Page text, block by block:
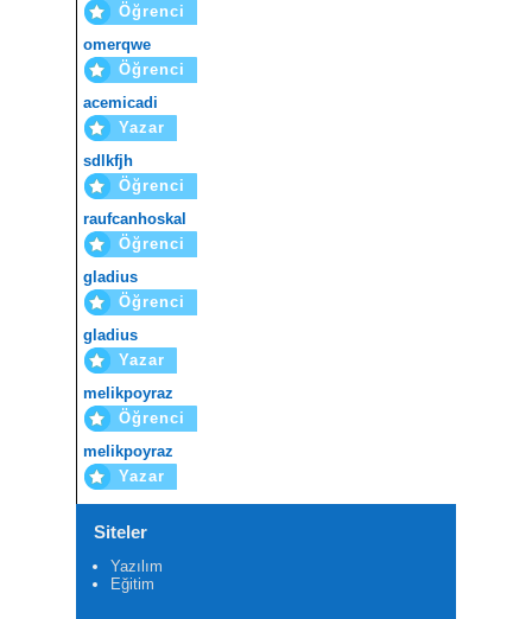
Öğrenci
omerqwe
Öğrenci
acemicadi
Yazar
sdlkfjh
Öğrenci
raufcanhoskal
Öğrenci
gladius
Öğrenci
gladius
Yazar
melikpoyraz
Öğrenci
melikpoyraz
Yazar
Siteler
Yazılım
Eğitim